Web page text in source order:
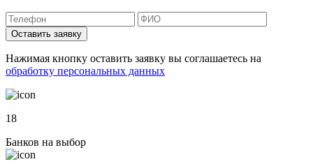
Оставить заявку
Нажимая кнопку оставить заявку вы соглашаетесь на
обработку персональных данных
18
Банков на выбор